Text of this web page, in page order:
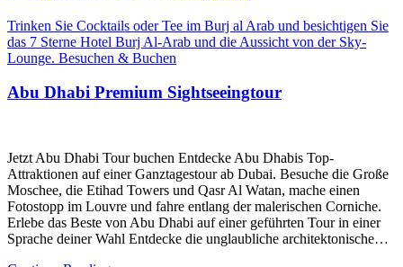
Trinken Sie Cocktails oder Tee im Burj al Arab und besichtigen Sie
das 7 Sterne Hotel Burj Al-Arab und die Aussicht von der Sky-
Lounge. Besuchen & Buchen
Abu Dhabi Premium Sightseeingtour
Jetzt Abu Dhabi Tour buchen Entdecke Abu Dhabis Top-
Attraktionen auf einer Ganztagestour ab Dubai. Besuche die Große
Moschee, die Etihad Towers und Qasr Al Watan, mache einen
Fotostopp im Louvre und fahre entlang der malerischen Corniche.
Erlebe das Beste von Abu Dhabi auf einer geführten Tour in einer
Sprache deiner Wahl Entdecke die unglaubliche architektonische…